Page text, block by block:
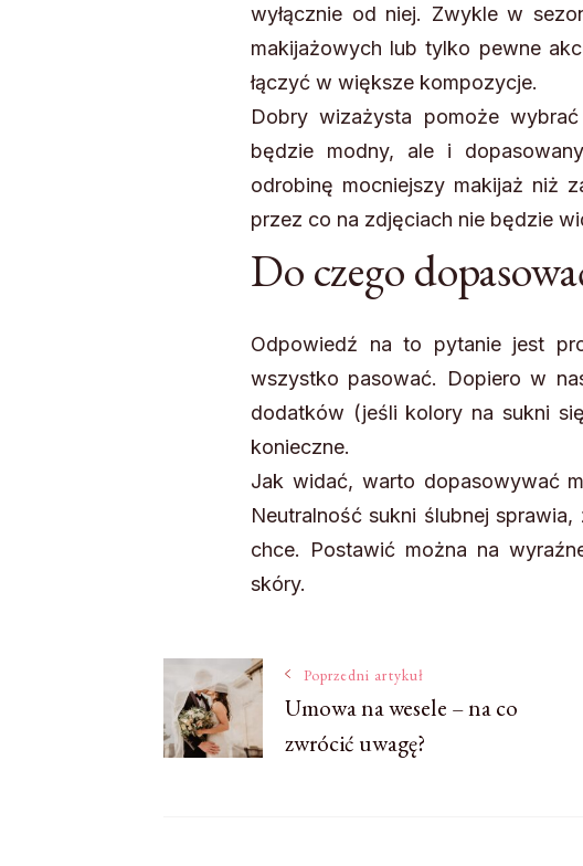
wyłącznie od niej. Zwykle w
makijażowych lub tylko pewne
łączyć w większe kompozycje.
Dobry wizażysta pomoże
będzie modny, ale i
odrobinę mocniejszy makijaż niż
przez co na zdjęciach nie będzie
Do czego
Odpowiedź na to pytanie jest
wszystko pasować. Dopiero w
dodatków (jeśli kolory na sukni
konieczne.
Jak widać, warto dopasowywać
Neutralność sukni ślubnej
chce. Postawić można na
skóry.
Nawigacja
wpisu
Poprzedni artykuł
Umowa na wesele – na co
zwrócić uwagę?